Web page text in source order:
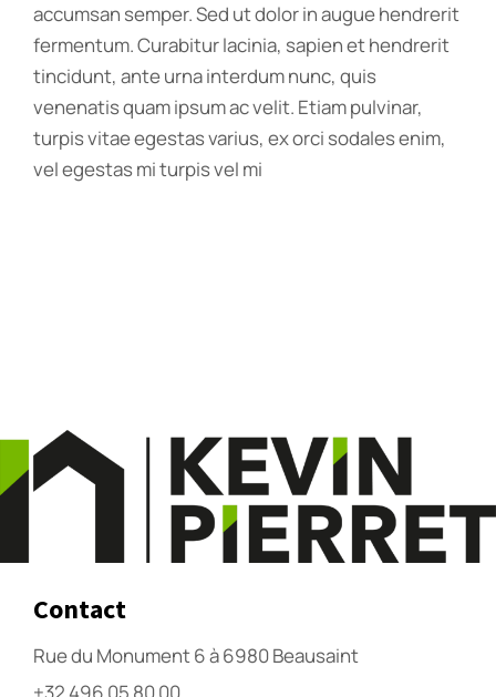
accumsan semper. Sed ut dolor in augue hendrerit
fermentum. Curabitur lacinia, sapien et hendrerit
tincidunt, ante urna interdum nunc, quis
venenatis quam ipsum ac velit. Etiam pulvinar,
turpis vitae egestas varius, ex orci sodales enim,
vel egestas mi turpis vel mi
Contact
Rue du Monument 6 à 6980 Beausaint
+32 496 05 80 00